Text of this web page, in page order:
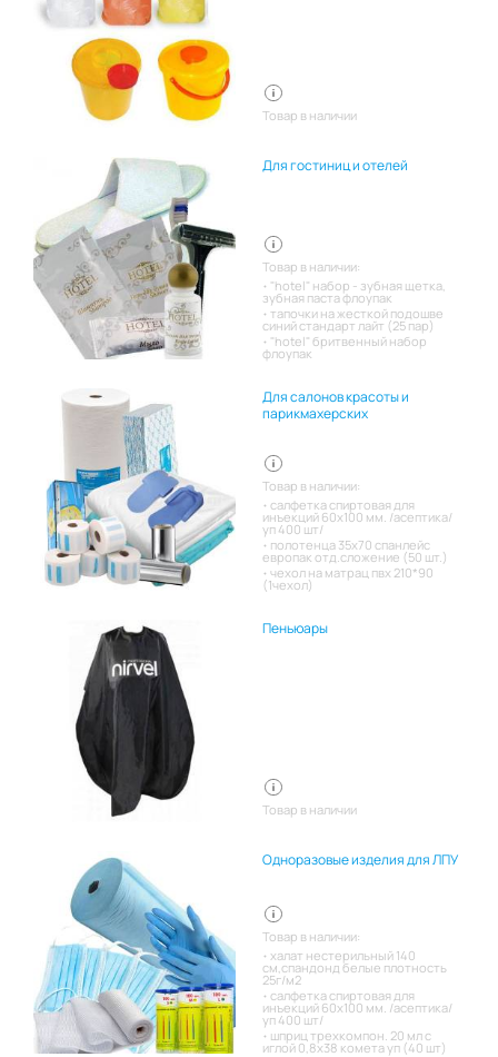
Товар в наличии
Для гостиниц и отелей
Товар в наличии:
"hotel" набор - зубная щетка,
зубная паста флоупак
тапочки на жесткой подошве
синий стандарт лайт (25 пар)
"hotel" бритвенный набор
флоупак
Для салонов красоты и
парикмахерских
Товар в наличии:
салфетка спиртовая для
инъекций 60х100 мм. /асептика/
уп 400 шт/
полотенца 35х70 спанлейс
европак отд.сложение (50 шт.)
чехол на матрац пвх 210*90
(1чехол)
Пеньюары
Товар в наличии
Одноразовые изделия для ЛПУ
Товар в наличии:
халат нестерильный 140
см,спандонд белые плотность
25г/м2
салфетка спиртовая для
инъекций 60х100 мм. /асептика/
уп 400 шт/
шприц трехкомпон. 20 мл с
иглой 0,8х38 комета уп (40 шт)